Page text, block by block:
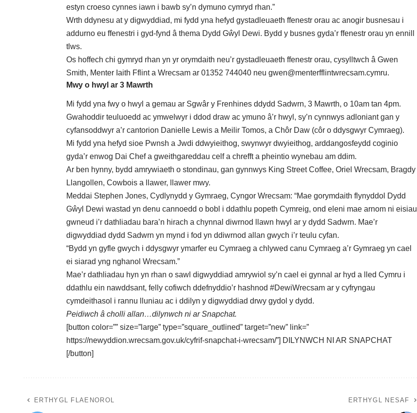
estyn croeso cynnes iawn i bawb sy’n dymuno cymryd rhan.”
Wrth ddynesu at y digwyddiad, mi fydd yna hefyd gystadleuaeth ffenestr orau ac anogir busnesau i
addurno eu ffenestri i gyd-fynd â thema Dydd Gŵyl Dewi. Bydd y busnes gyda’r ffenestr orau yn ennill
tlws.
Os hoffech chi gymryd rhan yn yr orymdaith neu’r gystadleuaeth ffenestr orau, cysylltwch â Gwen
Smith, Menter Iaith Fflint a Wrecsam ar 01352 744040 neu gwen@menterfflintwrecsam.cymru.
Mwy o hwyl ar 3 Mawrth
Mi fydd yna fwy o hwyl a gemau ar Sgwâr y Frenhines ddydd Sadwrn, 3 Mawrth, o 10am tan 4pm.
Gwahoddir teuluoedd ac ymwelwyr i ddod draw ac ymuno â’r hwyl, sy’n cynnwys adloniant gan y
cyfansoddwyr a’r cantorion Danielle Lewis a Meilir Tomos, a Chôr Daw (côr o ddysgwyr Cymraeg).
Mi fydd yna hefyd sioe Pwnsh a Jwdi ddwyieithog, swynwyr dwyieithog, arddangosfeydd coginio
gyda’r enwog Dai Chef a gweithgareddau celf a chrefft a pheintio wynebau am ddim.
Ar ben hynny, bydd amrywiaeth o stondinau, gan gynnwys King Street Coffee, Oriel Wrecsam, Bragdy
Llangollen, Cowbois a llawer, llawer mwy.
Meddai Stephen Jones, Cydlynydd y Gymraeg, Cyngor Wrecsam: “Mae gorymdaith flynyddol Dydd
Gŵyl Dewi wastad yn denu cannoedd o bobl i ddathlu popeth Cymreig, ond eleni mae arnom ni eisiau
gwneud i’r dathliadau bara’n hirach a chynnal diwrnod llawn hwyl ar y dydd Sadwrn. Mae’r
digwyddiad dydd Sadwrn yn mynd i fod yn ddiwrnod allan gwych i’r teulu cyfan.
“Bydd yn gyfle gwych i ddysgwyr ymarfer eu Cymraeg a chlywed canu Cymraeg a’r Gymraeg yn cael
ei siarad yng nghanol Wrecsam.”
Mae’r dathliadau hyn yn rhan o sawl digwyddiad amrywiol sy’n cael ei gynnal ar hyd a lled Cymru i
ddathlu ein nawddsant, felly cofiwch ddefnyddio’r hashnod #DewiWrecsam ar y cyfryngau
cymdeithasol i rannu lluniau ac i ddilyn y digwyddiad drwy gydol y dydd.
Peidiwch â cholli allan…dilynwch ni ar Snapchat.
[button color=”” size=”large” type=”square_outlined” target=”new” link=”
https://newyddion.wrecsam.gov.uk/cyfrif-snapchat-i-wrecsam/”] DILYNWCH NI AR SNAPCHAT
[/button]
ERTHYGL FLAENOROL ERTHYGL NESAF